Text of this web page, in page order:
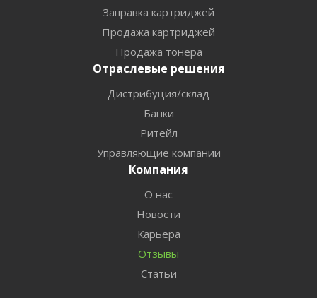
Заправка картриджей
Продажа картриджей
Продажа тонера
Отраслевые решения
Дистрибуция/склад
Банки
Ритейл
Управляющие компании
Компания
О нас
Новости
Карьера
Отзывы
Статьи